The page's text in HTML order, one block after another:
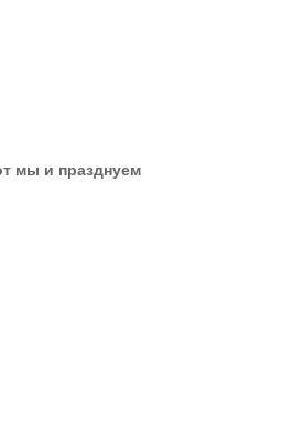
мы и празднуем